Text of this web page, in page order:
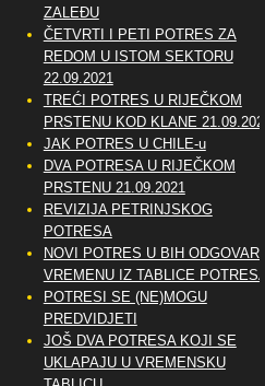
ZALEĐU
ČETVRTI I PETI POTRES ZA
REDOM U ISTOM SEKTORU
22.09.2021
TREĆI POTRES U RIJEČKOM
PRSTENU KOD KLANE 21.09.2021
JAK POTRES U CHILE-u
DVA POTRESA U RIJEČKOM
PRSTENU 21.09.2021
REVIZIJA PETRINJSKOG
POTRESA
NOVI POTRES U BIH ODGOVARA
VREMENU IZ TABLICE POTRESA
POTRESI SE (NE)MOGU
PREDVIDJETI
JOŠ DVA POTRESA KOJI SE
UKLAPAJU U VREMENSKU